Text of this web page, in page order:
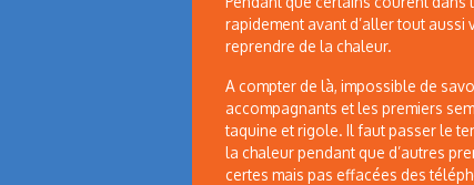
rapidement avant d’aller tout aussi
reprendre de la chaleur.
A compter de là, impossible de
accompagnants et les premiers
taquine et rigole. Il faut passer le
la chaleur pendant que d’autres
certes mais pas effacées des